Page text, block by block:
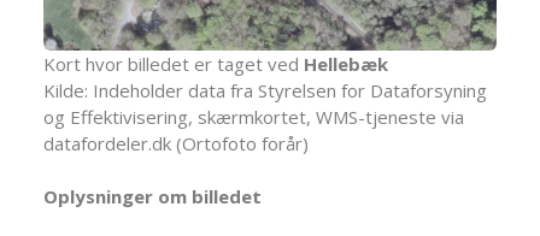
Kort hvor billedet er taget ved Hellebæk
Kilde: Indeholder data fra Styrelsen for Dataforsyning
og Effektivisering, skærmkortet, WMS-tjeneste via
datafordeler.dk (Ortofoto forår)
Oplysninger om billedet